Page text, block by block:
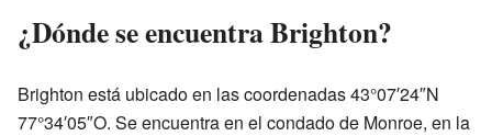
¿Dónde se encuentra Brighton?
Brighton está ubicado en las coordenadas 43°07′24″N
77°34′05″O. Se encuentra en el condado de Monroe, en la